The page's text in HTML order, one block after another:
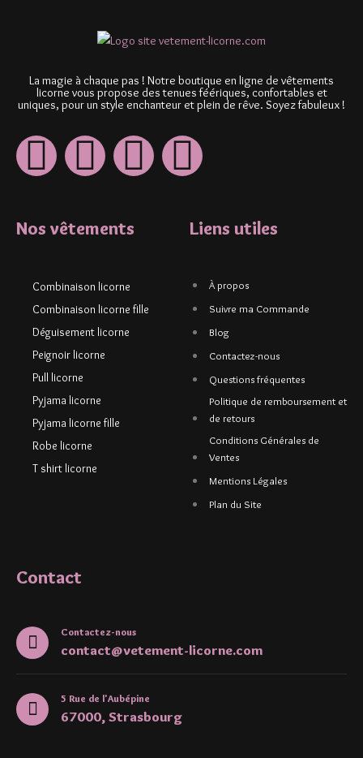
La magie à chaque pas ! Notre boutique en ligne de vêtements
licorne vous propose des tenues féériques, confortables et
uniques, pour un style enchanteur et plein de rêve. Soyez fabuleux !
Nos vêtements
Combinaison licorne
Combinaison licorne fille
Déguisement licorne
Peignoir licorne
Pull licorne
Pyjama licorne
Pyjama licorne fille
Robe licorne
T shirt licorne
Liens utiles
À propos
Suivre ma Commande
Blog
Contactez-nous
Questions fréquentes
Politique de remboursement et
de retours
Conditions Générales de
Ventes
Mentions Légales
Plan du Site
Contact
Contactez-nous
contact@vetement-licorne.com
5 Rue de l'Aubépine
67000, Strasbourg